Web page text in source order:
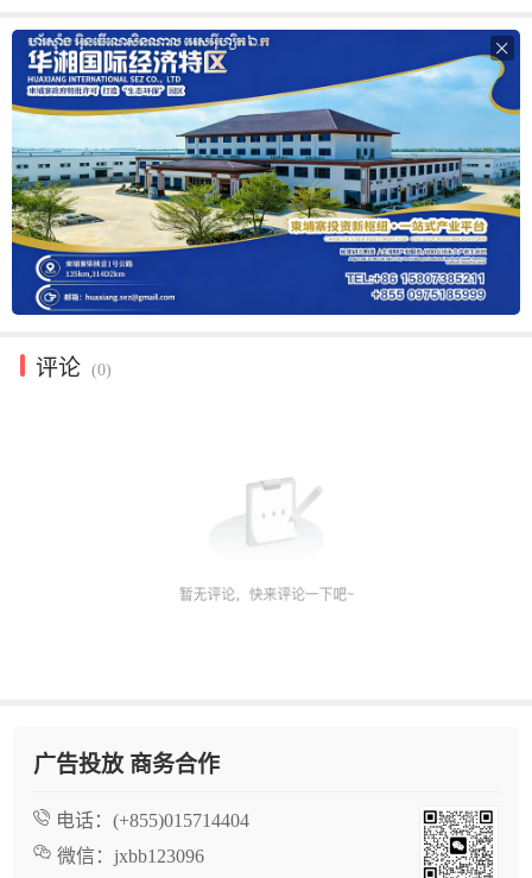

评论 (0)
广告投放 商务合作
电话： (+855)015714404
微信： jxbb123096